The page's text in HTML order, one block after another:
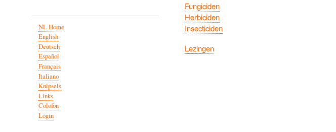
Fungiciden
Herbiciden
Insecticiden
Lezingen
NL Home
English
Deutsch
Español
Français
Italiano
Knipsels
Links
Colofon
Login